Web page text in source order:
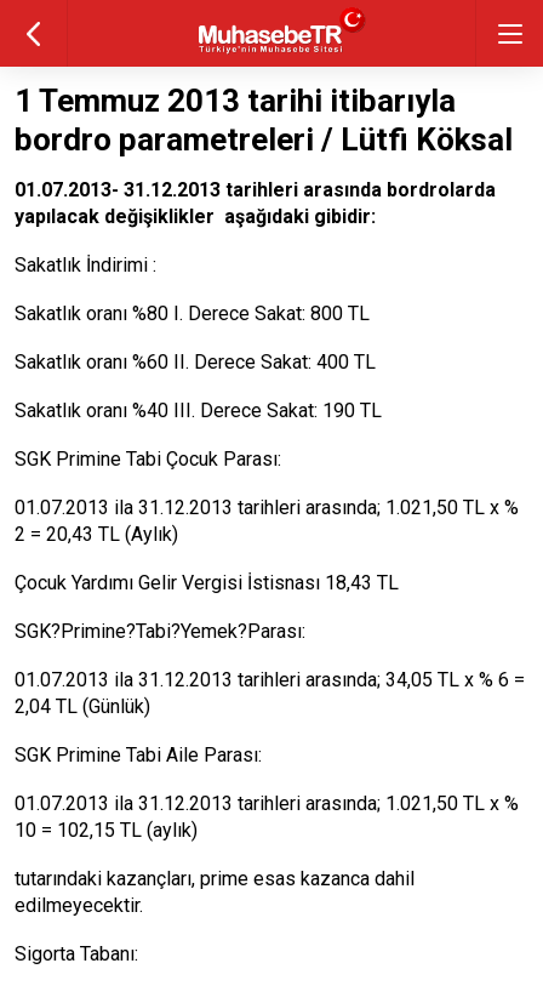
1 Temmuz 2013 tarihi itibarıyla
bordro parametreleri / Lütfi Köksal
01.07.2013- 31.12.2013 tarihleri arasında bordrolarda
yapılacak değişiklikler aşağıdaki gibidir:
Sakatlık İndirimi :
Sakatlık oranı %80 I. Derece Sakat: 800 TL
Sakatlık oranı %60 II. Derece Sakat: 400 TL
Sakatlık oranı %40 III. Derece Sakat: 190 TL
SGK Primine Tabi Çocuk Parası:
01.07.2013 ila 31.12.2013 tarihleri arasında; 1.021,50 TL x %
2 = 20,43 TL (Aylık)
Çocuk Yardımı Gelir Vergisi İstisnası 18,43 TL
SGK?Primine?Tabi?Yemek?Parası:
01.07.2013 ila 31.12.2013 tarihleri arasında; 34,05 TL x % 6 =
2,04 TL (Günlük)
SGK Primine Tabi Aile Parası:
01.07.2013 ila 31.12.2013 tarihleri arasında; 1.021,50 TL x %
10 = 102,15 TL (aylık)
tutarındaki kazançları, prime esas kazanca dahil
edilmeyecektir.
Sigorta Tabanı: